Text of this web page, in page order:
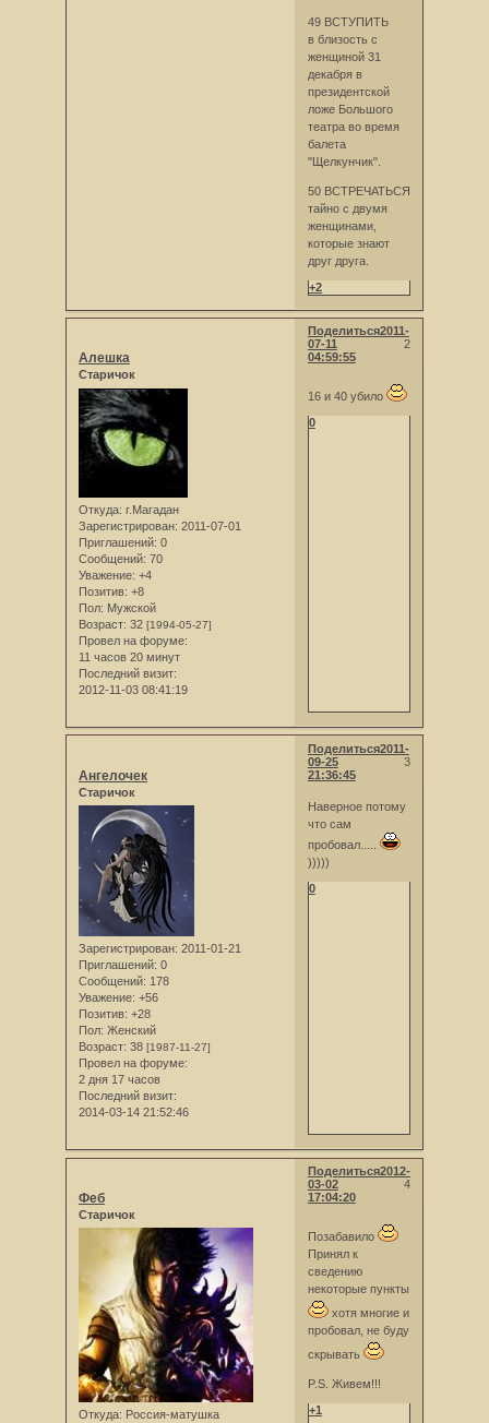
49 ВСТУПИТЬ
в близость с
женщиной 31
декабря в
президентской
ложе Большого
театра во время
балета
"Щелкунчик".
50 ВСТРЕЧАТЬСЯ
тайно с двумя
женщинами,
которые знают
друг друга.
+2
Поделиться
2
2011-
07-11
04:59:55
Алешка
Старичок
Откуда: г.Магадан
Зарегистрирован: 2011-07-01
Приглашений: 0
Сообщений: 70
Уважение: +4
Позитив: +8
Пол: Мужской
Возраст: 32 [1994-05-27]
Провел на форуме:
11 часов 20 минут
Последний визит:
2012-11-03 08:41:19
16 и 40 убило
0
Поделиться
3
2011-
09-25
21:36:45
Ангелочек
Старичок
Зарегистрирован: 2011-01-21
Приглашений: 0
Сообщений: 178
Уважение: +56
Позитив: +28
Пол: Женский
Возраст: 38 [1987-11-27]
Провел на форуме:
2 дня 17 часов
Последний визит:
2014-03-14 21:52:46
Наверное потому
что сам
пробовал.....
)))))
0
Поделиться
4
2012-
03-02
17:04:20
Феб
Старичок
Откуда: Россия-матушка
Позабавило
Принял к
сведению
некоторые пункты
хотя многие и
пробовал, не буду
скрывать
P.S. Живем!!!
+1